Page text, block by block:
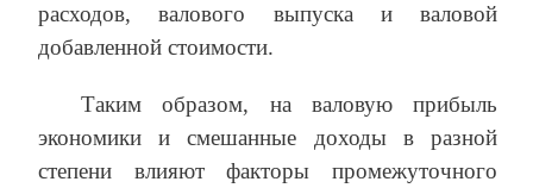
расходов, валового выпуска и валовой
добавленной стоимости.
Таким образом, на валовую прибыль
экономики и смешанные доходы в разной
степени влияют факторы промежуточного